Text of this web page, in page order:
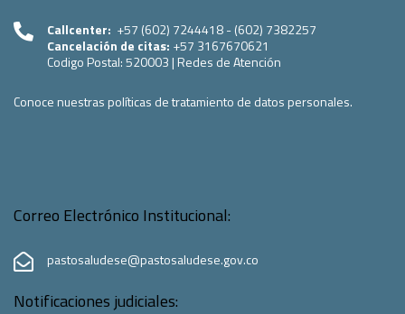
Callcenter: +57 (602) 7244418 - (602) 7382257
Cancelación de citas: +57 3167670621
Codigo Postal:520003 | Redes de Atención
Conoce nuestras políticas de tratamiento de datos personales.
Correo Electrónico Institucional:
pastosaludese@pastosaludese.gov.co
Notificaciones judiciales: